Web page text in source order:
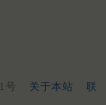
号 关于本站
联